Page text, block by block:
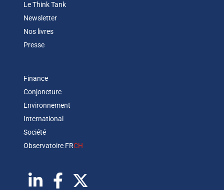
Le Think Tank
Newsletter
Nos livres
Presse
Finance
Conjoncture
Environnement
International
Société
Observatoire FRCH